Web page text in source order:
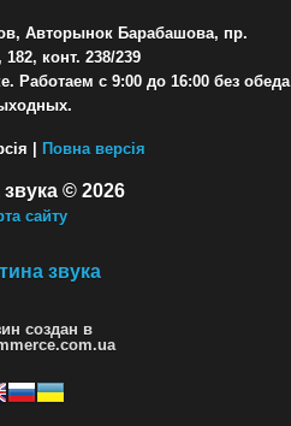
Авторынок Барабашова, пр.
конт. 238/239
Работаем с 9:00 до 16:00 без обеда
| Повна версія
© 2026
сайту
создан в